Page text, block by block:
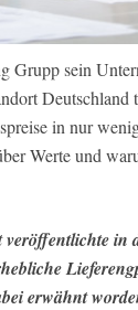
Grupp sein
in nur
Werte und
in
erwähnt